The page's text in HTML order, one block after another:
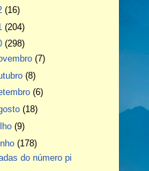
(16)
(204)
(298)
(7)
(8)
(6)
(18)
(9)
(178)
do número pi